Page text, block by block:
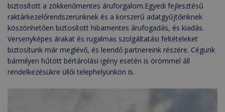
biztosított a zökkenőmentes áruforgalom.Egyedi fejlesztésű
raktárkezelőrendszerünknek és a korszerű adatgyűjtőinknek
köszönhetően biztosított hibamentes árufogadás, és kiadás.
Versenyképes árakat és rugalmas szolgáltatási feltételeket
biztosítunk már meglévő, és leendő partnereink részére. Cégünk
bármilyen hűtött bértárolási igény esetén is örömmel áll
rendelkezésükre üllői telephelyünkön is.